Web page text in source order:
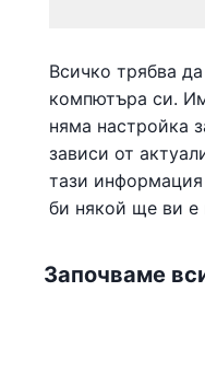
Всичко трябва
компютъра си.
няма настройка
зависи от
тази
би някой ще ви е
Започваме